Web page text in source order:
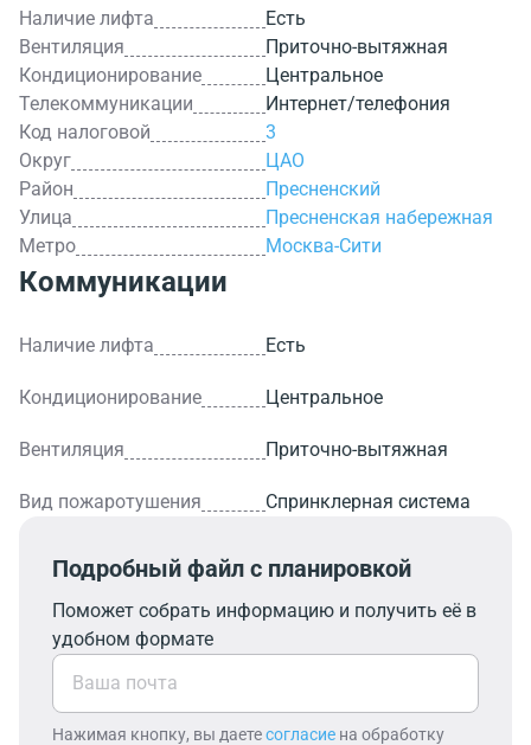
Наличие лифта
Есть
Вентиляция
Приточно-вытяжная
Кондиционирование
Центральное
Телекоммуникации
Интернет/телефония
Код налоговой
3
Округ
ЦАО
Район
Пресненский
Улица
Пресненская набережная
Метро
Москва-Сити
Коммуникации
Наличие лифта Есть
Кондиционирование Центральное
Вентиляция Приточно-вытяжная
Вид пожаротушения Спринклерная система
Подробный файл с планировкой
Поможет собрать информацию и получить её в
удобном формате
Нажимая кнопку, вы даетесогласие на обработку